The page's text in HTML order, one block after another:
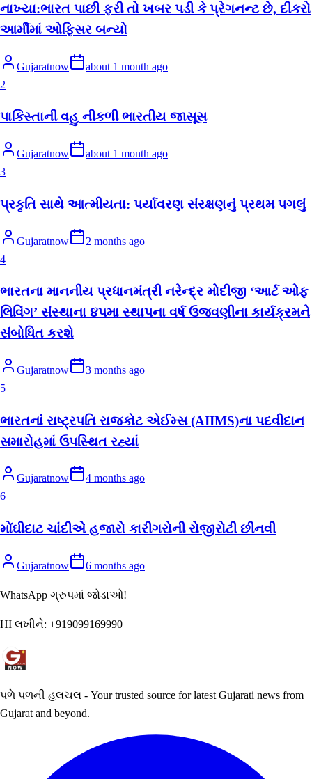
નાખ્યા:ભારત પાછી ફરી તો ખબર પડી કે પ્રેગનન્ટ છે, દીકરો
આર્મીમાં ઓફિસર બન્યો
Gujaratnow
about 1 month ago
2
પાકિસ્તાની વહુ નીકળી ભારતીય જાસૂસ
Gujaratnow
about 1 month ago
3
પ્રકૃતિ સાથે આત્મીયતા: પર્યાવરણ સંરક્ષણનું પ્રથમ પગલું
Gujaratnow
2 months ago
4
ભારતના માનનીય પ્રધાનમંત્રી નરેન્દ્ર મોદીજી ‘આર્ટ ઓફ
લિવિંગ’ સંસ્થાના ૪૫મા સ્થાપના વર્ષ ઉજવણીના કાર્યક્રમને
સંબોધિત કરશે
Gujaratnow
3 months ago
5
ભારતનાં રાષ્ટ્રપતિ રાજકોટ એઈમ્સ (AIIMS)ના પદવીદાન
સમારોહમાં ઉપસ્થિત રહ્યાં
Gujaratnow
4 months ago
6
મોંઘીદાટ ચાંદીએ હજારો કારીગરોની રોજીરોટી છીનવી
Gujaratnow 6 months ago
WhatsApp ગ્રુપમાં જોડાઓ!
HI લખીને: +919099169990
પળે પળની હલચલ - Your trusted source for latest Gujarati news from
Gujarat and beyond.